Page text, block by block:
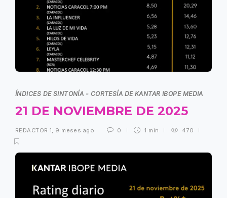
ÍNDICES DE SINTONÍA - CORTESÍA DE KANTAR IBOPE MEDIA
21 DE NOVIEMBRE DE 2025
REDACTOR 1, 9 meses ago 0 1 min 470